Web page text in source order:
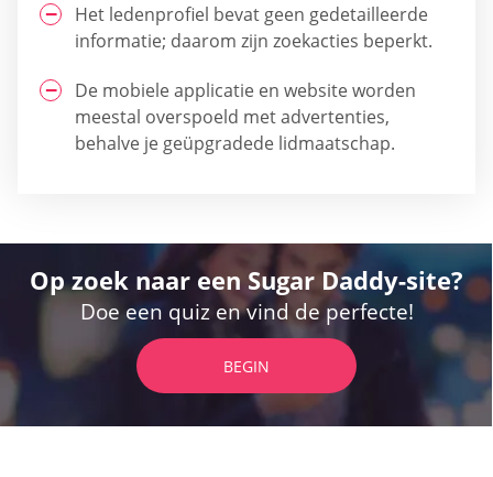
Het ledenprofiel bevat geen gedetailleerde
informatie; daarom zijn zoekacties beperkt.
De mobiele applicatie en website worden
meestal overspoeld met advertenties,
behalve je geüpgradede lidmaatschap.
Op zoek naar een Sugar Daddy-site?
Doe een quiz en vind de perfecte!
BEGIN